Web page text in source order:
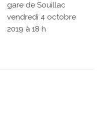
gare de Souillac
vendredi 4 octobre
2019 à 18 h